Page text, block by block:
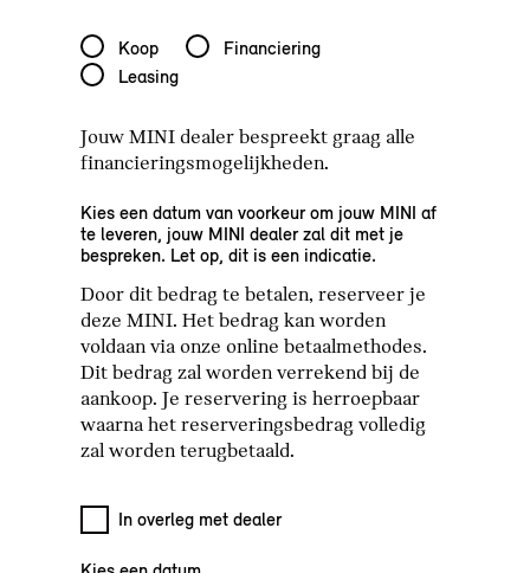
Gewenste aankoopwijze*
Koop
Financiering
Leasing
Jouw MINI dealer bespreekt graag alle
financieringsmogelijkheden.
Kies een datum van voorkeur om jouw MINI af
te leveren, jouw MINI dealer zal dit met je
bespreken. Let op, dit is een indicatie.
Door dit bedrag te betalen, reserveer je
deze MINI. Het bedrag kan worden
voldaan via onze online betaalmethodes.
Dit bedrag zal worden verrekend bij de
aankoop. Je reservering is herroepbaar
waarna het reserveringsbedrag volledig
zal worden terugbetaald.
In overleg met dealer